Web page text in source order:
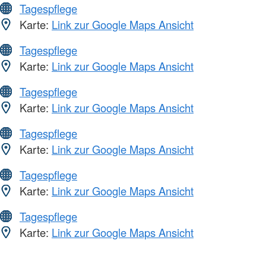
Tagespflege
Karte: Link zur Google Maps Ansicht
Tagespflege
Karte: Link zur Google Maps Ansicht
Tagespflege
Karte: Link zur Google Maps Ansicht
Tagespflege
Karte: Link zur Google Maps Ansicht
Tagespflege
Karte: Link zur Google Maps Ansicht
Tagespflege
Karte: Link zur Google Maps Ansicht